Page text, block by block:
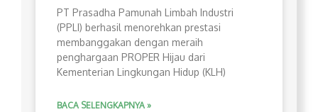
PT Prasadha Pamunah Limbah Industri
(PPLI) berhasil menorehkan prestasi
membanggakan dengan meraih
penghargaan PROPER Hijau dari
Kementerian Lingkungan Hidup (KLH)
BACA SELENGKAPNYA »